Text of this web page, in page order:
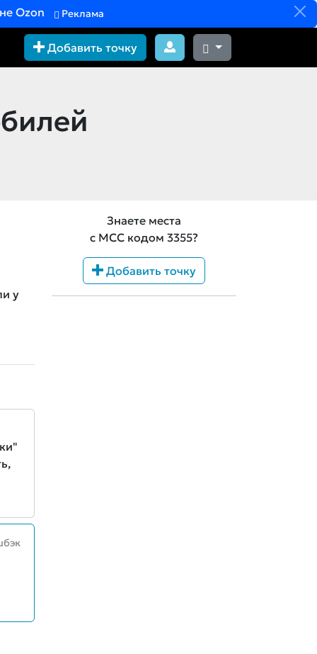
Ozon Реклама
Добавить точку
у
Знаете места
с MCC кодом 3355?
Добавить точку